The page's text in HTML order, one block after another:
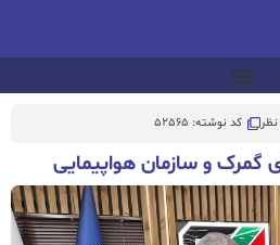
کد نوشته: 52565
گمرک و سازمان هواپیمایی